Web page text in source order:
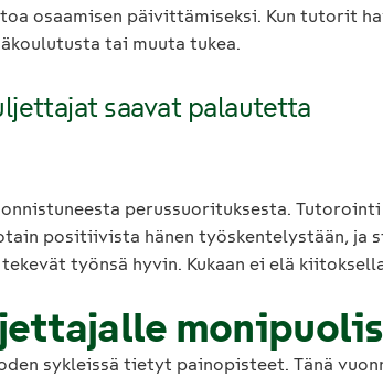
osaamisen päivittämiseksi. Kun tutorit
tai muuta tukea.
saavat palautetta
perussuorituksesta. Tutorointi
positiivista hänen työskentelystään,
työnsä hyvin. Kukaan ei elä
sykleissä tietyt painopisteet. Tänä